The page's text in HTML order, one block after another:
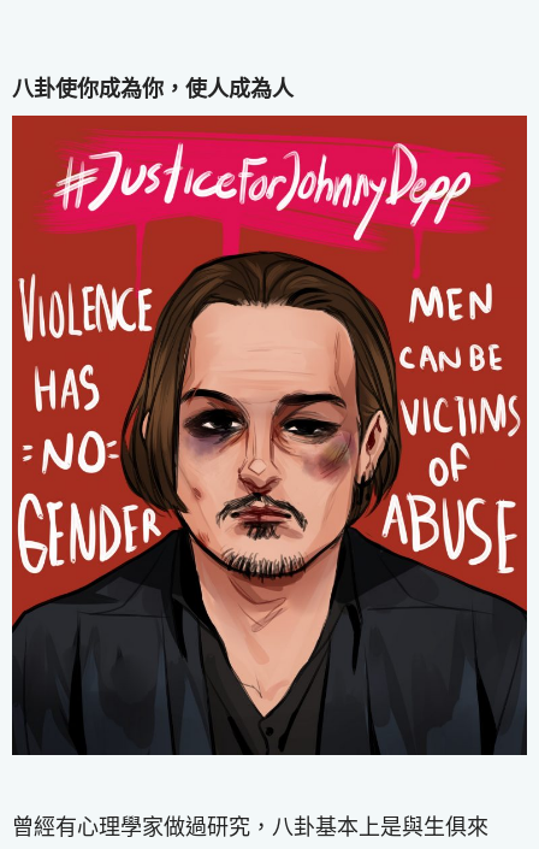
八卦使你成為你，使人成為人
曾經有心理學家做過研究，八卦基本上是與生俱來